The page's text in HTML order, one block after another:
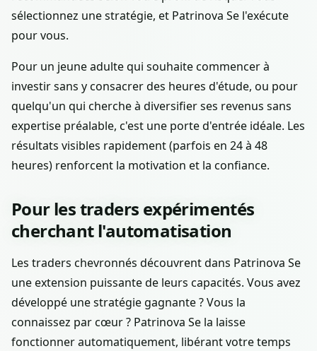
sélectionnez une stratégie, et Patrinova Se l'exécute
pour vous.
Pour un jeune adulte qui souhaite commencer à
investir sans y consacrer des heures d'étude, ou pour
quelqu'un qui cherche à diversifier ses revenus sans
expertise préalable, c'est une porte d'entrée idéale. Les
résultats visibles rapidement (parfois en 24 à 48
heures) renforcent la motivation et la confiance.
Pour les traders expérimentés
cherchant l'automatisation
Les traders chevronnés découvrent dans Patrinova Se
une extension puissante de leurs capacités. Vous avez
développé une stratégie gagnante ? Vous la
connaissez par cœur ? Patrinova Se la laisse
fonctionner automatiquement, libérant votre temps